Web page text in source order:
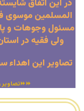
در این اتفاق
المسلمین موسوی
مسئول وجوهات و
ولی فقیه در
تصاویر این اهداء